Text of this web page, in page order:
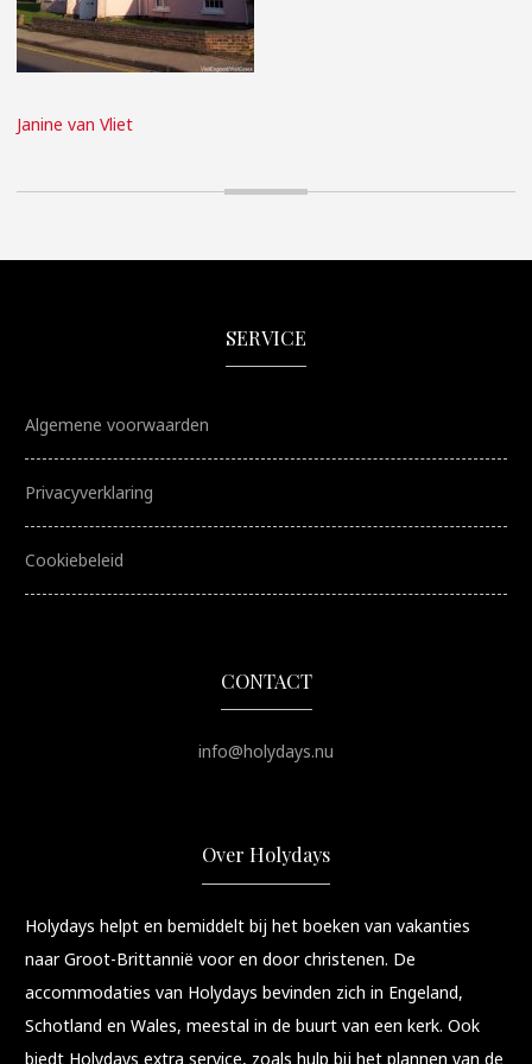
Janine van Vliet
SERVICE
Algemene voorwaarden
Privacyverklaring
Cookiebeleid
CONTACT
info@holydays.nu
Over Holydays
Holydays helpt en bemiddelt bij het boeken van vakanties
naar Groot-Brittannië voor en door christenen. De
accommodaties van Holydays bevinden zich in Engeland,
Schotland en Wales, meestal in de buurt van een kerk. Ook
biedt Holydays extra service, zoals hulp bij het plannen van de